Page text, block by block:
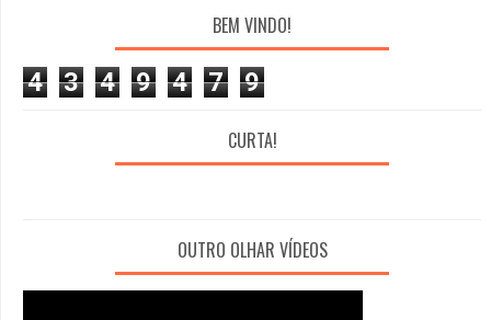
BEM VINDO!
4 3 4 9 4 7 9
CURTA!
OUTRO OLHAR VÍDEOS